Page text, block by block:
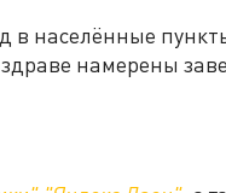
в населённые
намерены